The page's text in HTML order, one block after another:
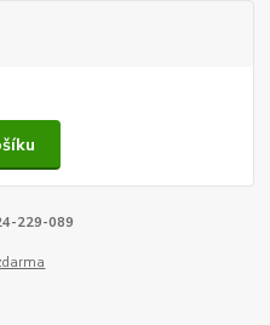
229-089